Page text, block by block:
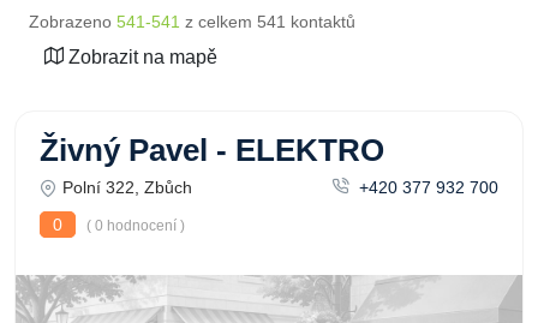
Zobrazeno 541-541 z celkem 541 kontaktů
Zobrazit na mapě
Živný Pavel - ELEKTRO
Polní 322, Zbůch
+420 377 932 700
0
( 0 hodnocení )